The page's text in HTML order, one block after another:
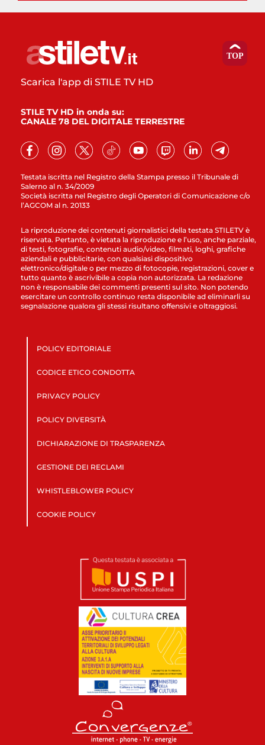
Testata iscritta nel Registro della Stampa presso il Tribunale di
Salerno al n. 34/2009
Società iscritta nel Registro degli Operatori di Comunicazione c/o
l’AGCOM al n. 20133
Scarica l'app di STILE TV HD
STILE TV HD in onda su:
CANALE 78 DEL DIGITALE TERRESTRE
La riproduzione dei contenuti giornalistici della testata STILETV è
riservata. Pertanto, è vietata la riproduzione e l’uso, anche parziale,
di testi, fotografie, contenuti audio/video, filmati, loghi, grafiche
aziendali e pubblicitarie, con qualsiasi dispositivo
elettronico/digitale o per mezzo di fotocopie, registrazioni, cover e
tutto quanto è ascrivibile a copia non autorizzata. La redazione
non è responsabile dei commenti presenti sul sito. Non potendo
esercitare un controllo continuo resta disponibile ad eliminarli su
segnalazione qualora gli stessi risultano offensivi e oltraggiosi.
POLICY EDITORIALE
CODICE ETICO CONDOTTA
PRIVACY POLICY
POLICY DIVERSITÀ
DICHIARAZIONE DI TRASPARENZA
GESTIONE DEI RECLAMI
WHISTLEBLOWER POLICY
COOKIE POLICY